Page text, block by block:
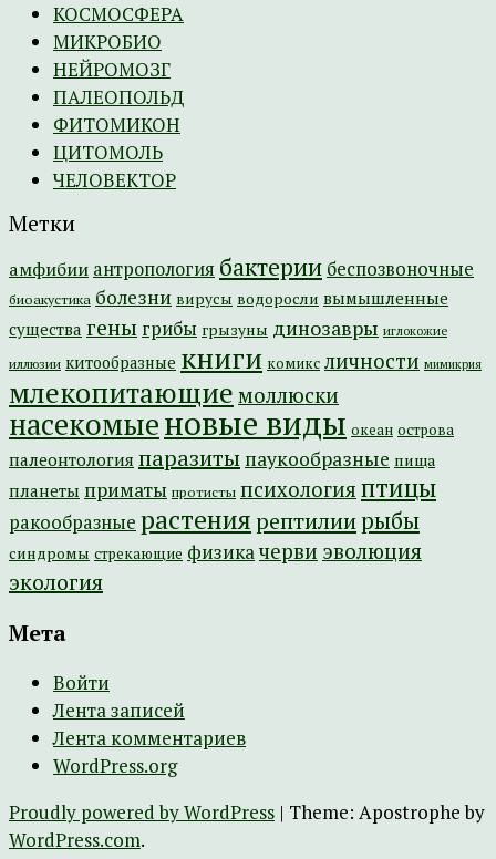
КОСМОСФЕРА
МИКРОБИО
НЕЙРОМОЗГ
ПАЛЕОПОЛЬД
ФИТОМИКОН
ЦИТОМОЛЬ
ЧЕЛОВЕКТОР
Метки
амфибии антропология бактерии беспозвоночные
биоакустика болезни вирусы водоросли вымышленные
существа гены грибы грызуны динозавры иглокожие
иллюзии китообразные книги комикс личности мимикрия
млекопитающие моллюски
насекомыеновые виды океан острова
палеонтология паразиты паукообразные пища
планеты приматы протисты психология птицы
ракообразные растениярептилиирыбы
синдромы стрекающие физикачерви эволюция
экология
Мета
Войти
Лента записей
Лента комментариев
WordPress.org
Proudly powered by WordPress | Theme: Apostrophe by
WordPress.com.